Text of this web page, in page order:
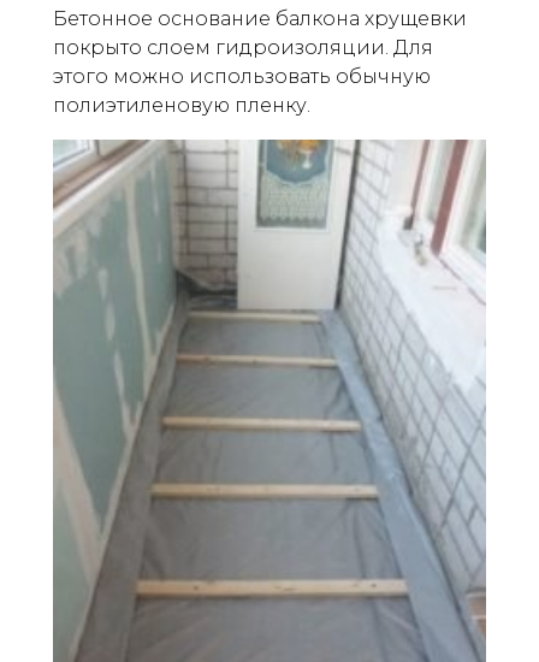
Бетонное основание балкона хрущевки
покрыто слоем гидроизоляции. Для
этого можно использовать обычную
полиэтиленовую пленку.